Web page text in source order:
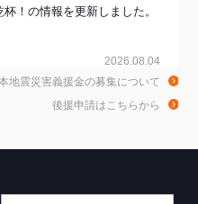
杯！の情報を更新しました。
2026.08.04
の情報を更新しました。
2026.08.03
かわりの情報を更新しまし
地震災害義援金の募集について
後援申請はこちらから